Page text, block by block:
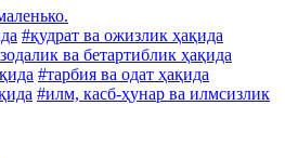
#қудрат ва ожизлик ҳақида
ва бетартиблик ҳақида
#тарбия ва одат ҳақида
#илм, касб-ҳунар ва илмсизлик